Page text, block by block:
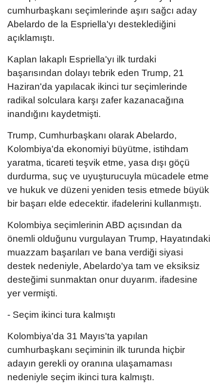
cumhurbaşkanı seçimlerinde aşırı sağcı aday
Abelardo de la Espriella'yı desteklediğini
açıklamıştı.
Kaplan lakaplı Espriella'yı ilk turdaki
başarısından dolayı tebrik eden Trump, 21
Haziran'da yapılacak ikinci tur seçimlerinde
radikal solculara karşı zafer kazanacağına
inandığını kaydetmişti.
Trump, Cumhurbaşkanı olarak Abelardo,
Kolombiya'da ekonomiyi büyütme, istihdam
yaratma, ticareti teşvik etme, yasa dışı göçü
durdurma, suç ve uyuşturucuyla mücadele etme
ve hukuk ve düzeni yeniden tesis etmede büyük
bir başarı elde edecektir. ifadelerini kullanmıştı.
Kolombiya seçimlerinin ABD açısından da
önemli olduğunu vurgulayan Trump, Hayatındaki
muazzam başarıları ve bana verdiği siyasi
destek nedeniyle, Abelardo'ya tam ve eksiksiz
desteğimi sunmaktan onur duyarım. ifadesine
yer vermişti.
- Seçim ikinci tura kalmıştı
Kolombiya'da 31 Mayıs'ta yapılan
cumhurbaşkanı seçiminin ilk turunda hiçbir
adayın gerekli oy oranına ulaşamaması
nedeniyle seçim ikinci tura kalmıştı.